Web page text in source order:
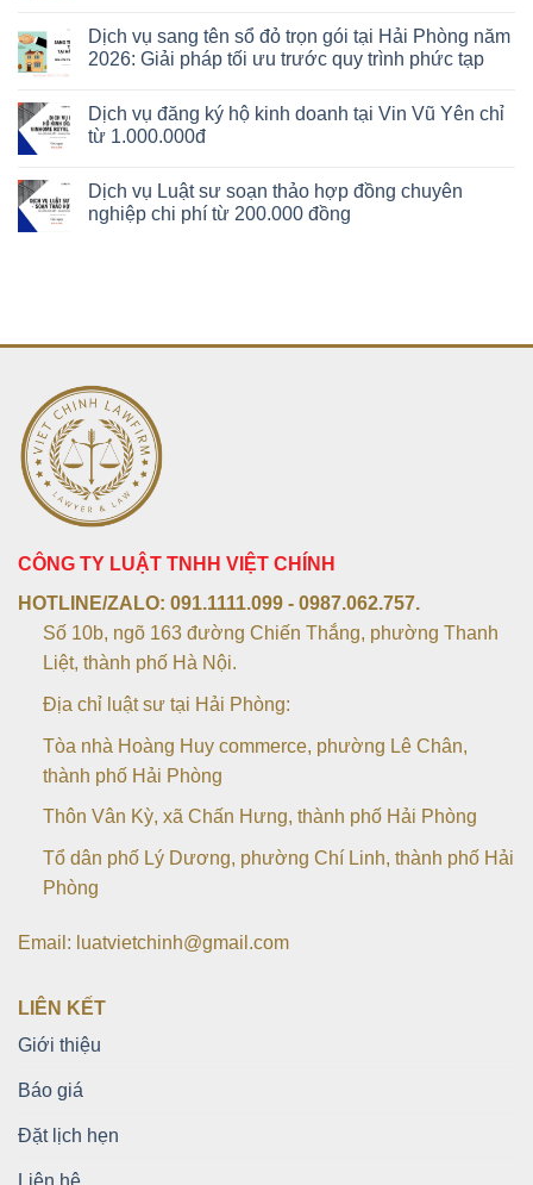
Dịch vụ sang tên sổ đỏ trọn gói tại Hải Phòng năm
2026: Giải pháp tối ưu trước quy trình phức tạp
Dịch vụ đăng ký hộ kinh doanh tại Vin Vũ Yên chỉ
từ 1.000.000đ
Dịch vụ Luật sư soạn thảo hợp đồng chuyên
nghiệp chi phí từ 200.000 đồng
CÔNG TY LUẬT TNHH VIỆT CHÍNH
HOTLINE/ZALO: 091.1111.099 - 0987.062.757.
Số 10b, ngõ 163 đường Chiến Thắng, phường Thanh
Liệt, thành phố Hà Nội.
Địa chỉ luật sư tại Hải Phòng:
Tòa nhà Hoàng Huy commerce, phường Lê Chân,
thành phố Hải Phòng
Thôn Vân Kỳ, xã Chấn Hưng, thành phố Hải Phòng
Tổ dân phố Lý Dương, phường Chí Linh, thành phố Hải
Phòng
Email: luatvietchinh@gmail.com
LIÊN KẾT
Giới thiệu
Báo giá
Đặt lịch hẹn
Liên hệ